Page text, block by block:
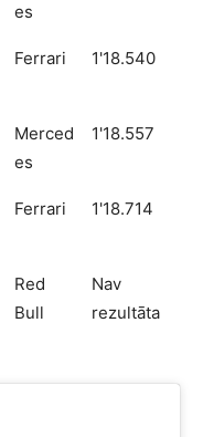
es
Ferrari 1'18.540
Merced
es
1'18.557
Ferrari 1'18.714
Red
Bull
Nav
rezultāta